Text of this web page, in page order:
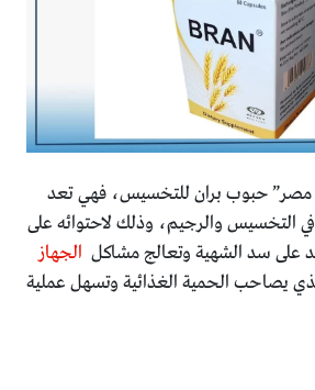
حبوب بران للتخسيس، فهي تعد
التخسيس والرجيم، وذلك لاحتوائه على
على سد الشهية وتعالج مشاكل الجهاز
يصاحب الحمية الغذائية وتسهل عملية